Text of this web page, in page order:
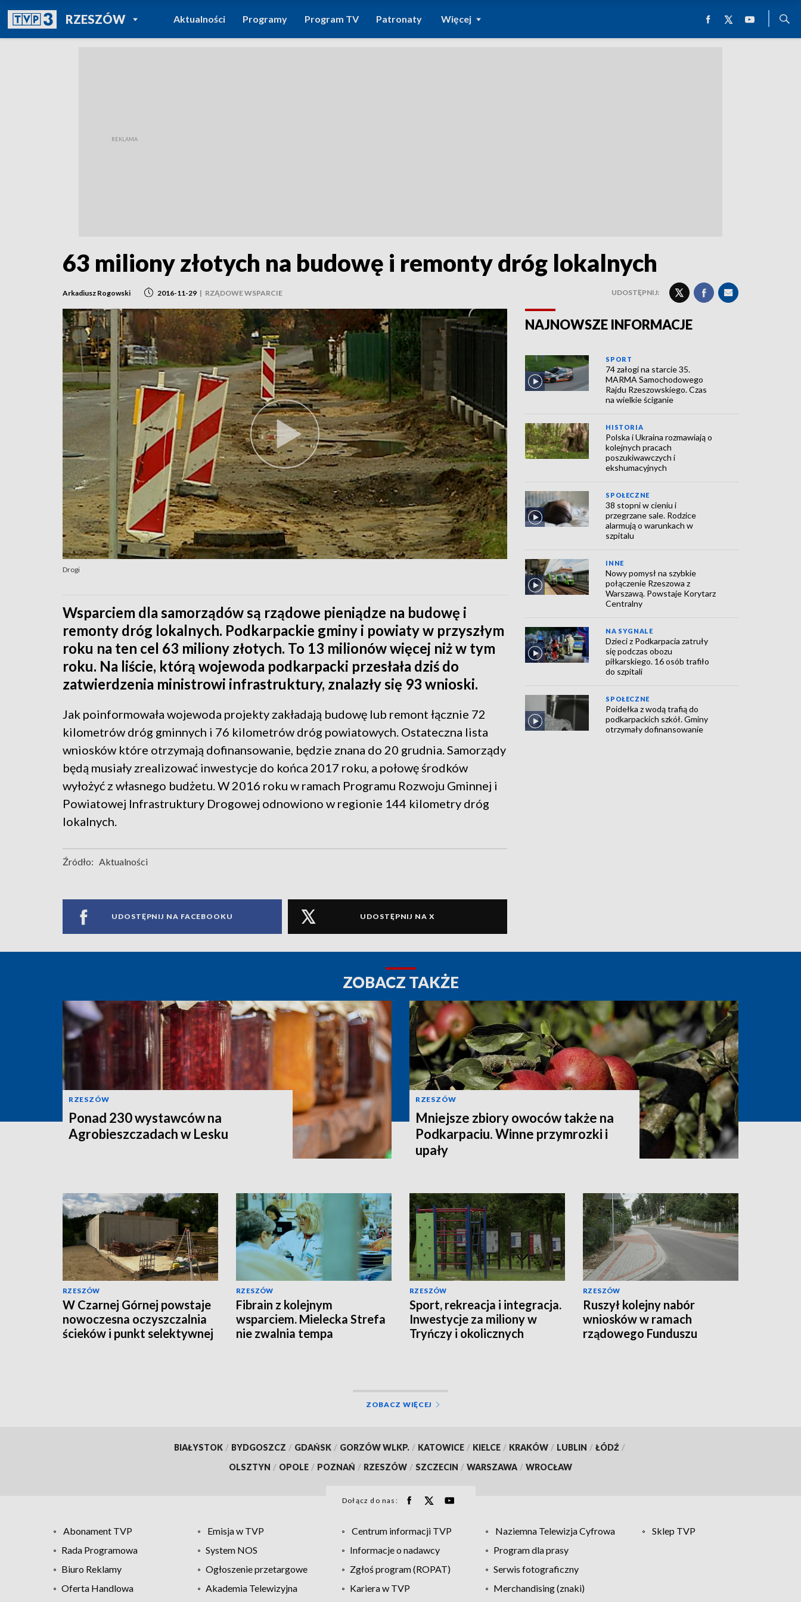
RZESZÓWPOWRÓT DO
TVP REGIONY
Aktualności Programy Program TV Patronaty Więcej
63 miliony złotych na budowę i remonty dróg lokalnych
Arkadiusz Rogowski 2016-11-29 | RZĄDOWE WSPARCIE UDOSTĘPNIJ:
Drogi
Wsparciem dla samorządów są rządowe pieniądze na budowę i
remonty dróg lokalnych. Podkarpackie gminy i powiaty w przyszłym
roku na ten cel 63 miliony złotych. To 13 milionów więcej niż w tym
roku. Na liście, którą wojewoda podkarpacki przesłała dziś do
zatwierdzenia ministrowi infrastruktury, znalazły się 93 wnioski.
Jak poinformowała wojewoda projekty zakładają budowę lub remont łącznie 72
kilometrów dróg gminnych i 76 kilometrów dróg powiatowych. Ostateczna lista
wniosków które otrzymają dofinansowanie, będzie znana do 20 grudnia. Samorządy
będą musiały zrealizować inwestycje do końca 2017 roku, a połowę środków
wyłożyć z własnego budżetu. W 2016 roku w ramach Programu Rozwoju Gminnej i
Powiatowej Infrastruktury Drogowej odnowiono w regionie 144 kilometry dróg
lokalnych.
Źródło: Aktualności
UDOSTĘPNIJ NA FACEBOOKU UDOSTĘPNIJ NA X
NAJNOWSZE INFORMACJE
SPORT
74 załogi na starcie 35.
MARMA Samochodowego
Rajdu Rzeszowskiego. Czas
na wielkie ściganie
HISTORIA
Polska i Ukraina rozmawiają o
kolejnych pracach
poszukiwawczych i
ekshumacyjnych
SPOŁECZNE
38 stopni w cieniu i
przegrzane sale. Rodzice
alarmują o warunkach w
szpitalu
INNE
Nowy pomysł na szybkie
połączenie Rzeszowa z
Warszawą. Powstaje Korytarz
Centralny
NA SYGNALE
Dzieci z Podkarpacia zatruły
się podczas obozu
piłkarskiego. 16 osób trafiło
do szpitali
SPOŁECZNE
Poidełka z wodą trafią do
podkarpackich szkół. Gminy
otrzymały dofinansowanie
ZOBACZ TAKŻE
RZESZÓW
Ponad 230 wystawców na
Agrobieszczadach w Lesku
RZESZÓW
Mniejsze zbiory owoców także na
Podkarpaciu. Winne przymrozki i
upały
RZESZÓW
W Czarnej Górnej powstaje
nowoczesna oczyszczalnia
ścieków i punkt selektywnej
RZESZÓW
Fibrain z kolejnym
wsparciem. Mielecka Strefa
nie zwalnia tempa
RZESZÓW
Sport, rekreacja i integracja.
Inwestycje za miliony w
Tryńczy i okolicznych
RZESZÓW
Ruszył kolejny nabór
wniosków w ramach
rządowego Funduszu
ZOBACZ WIĘCEJ
BIAŁYSTOK / BYDGOSZCZ / GDAŃSK / GORZÓW WLKP. / KATOWICE / KIELCE / KRAKÓW / LUBLIN / ŁÓDŹ /
OLSZTYN / OPOLE / POZNAŃ / RZESZÓW / SZCZECIN / WARSZAWA / WROCŁAW
Dołącz do nas:
Abonament TVP Emisja w TVP Centrum informacji TVP Naziemna Telewizja Cyfrowa
Sklep TVP
Rada Programowa
System NOS Informacje o nadawcy
Program dla prasy
Biuro Reklamy
Ogłoszenie przetargowe Zgłoś program (ROPAT)
Serwis fotograficzny
Oferta Handlowa
Akademia Telewizyjna Kariera w TVP
Merchandising (znaki)